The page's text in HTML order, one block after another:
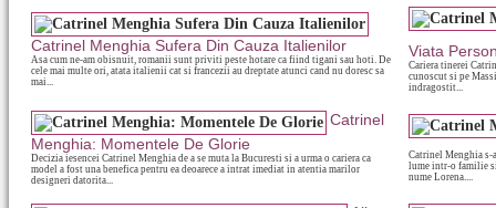
Catrinel Menghia Sufera Din Cauza Italienilor
Asa cum ne-am obisnuit, romanii sunt priviti peste hotare ca fiind tigani sau hoti. De
cele mai multe ori, atata italienii cat si francezii au dreptate atunci cand nu doresc sa
mai...
Viata
Cariera tinerei
cunoscut si pe
indragostit...
Catrinel
Menghia: Momentele De Glorie
Decizia iesencei Catrinel Menghia de a se muta la Bucuresti si a urma o cariera ca
model a fost una benefica pentru ea deoarece a intrat imediat in atentia marilor
designeri datorita...
Catrinel Menghia s-
lume intr-o familie
nume Lorena....